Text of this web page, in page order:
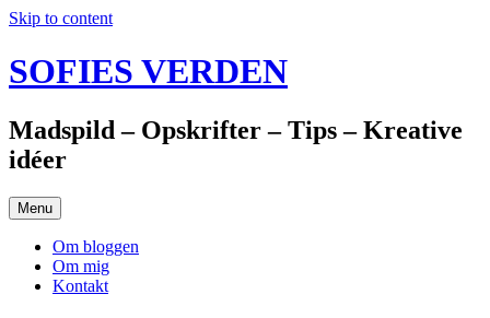
Skip to content
SOFIES VERDEN
Madspild – Opskrifter – Tips – Kreative
idéer
Menu
Om bloggen
Om mig
Kontakt